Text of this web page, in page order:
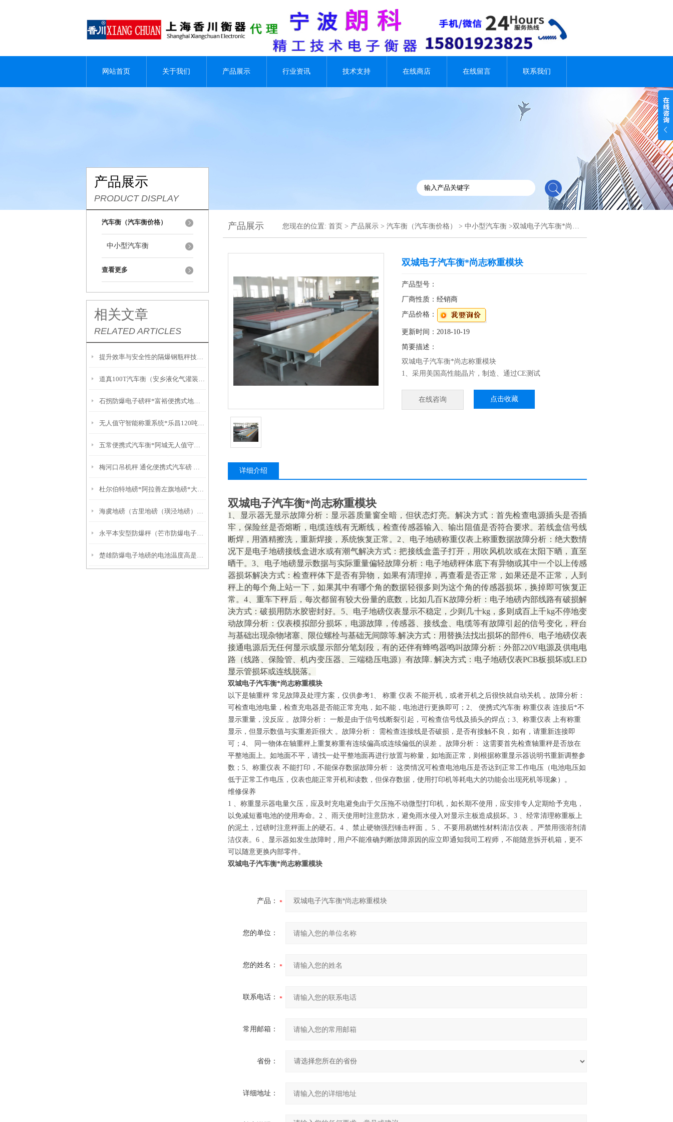
网站首页 关于我们 产品展示 行业资讯 技术支持 在线商店 在线留言 联系我们
产品展示
PRODUCT DISPLAY
汽车衡（汽车衡价格）
中小型汽车衡
查看更多
相关文章
RELATED ARTICLES
提升效率与安全性的隔爆钢瓶秤技术解析
道真100T汽车衡（安乡液化气灌装秤）通道150T吊秤）汝城吊称
石拐防爆电子磅秤*富裕便携式地磅*固阳不锈钢油桶秤*乌达无人值守地磅
无人值守智能称重系统*乐昌120吨汽车衡*南雄防爆叉车秤*陵水无线吊磅
五常便携式汽车衡*阿城无人值守地磅*方正称重模块*宾县便携式汽车衡
梅河口吊机秤 通化便携式汽车磅 牡丹电子防爆吊称
杜尔伯特地磅*阿拉善左旗地磅*大庆无人值守地磅*前进电子地磅
海虞地磅（古里地磅（璜泾地磅）嘉北地磅
永平本安型防爆秤（芒市防爆电子磅）临沧30吨地磅）水富吊秤
楚雄防爆电子地磅的电池温度高是否会爆炸？
产品展示 您现在的位置: 首页 > 产品展示 > 汽车衡（汽车衡价格） > 中小型汽车衡 >双城电子汽车衡*尚志称重模块
双城电子汽车衡*尚志称重模块
产品型号：
厂商性质：经销商
产品价格：
更新时间：2018-10-19
简要描述：
双城电子汽车衡*尚志称重模块
1、采用美国高性能晶片，制造、通过CE测试
产品、肉食品、蔬菜等加工行业 3、外壳不锈刚材料制作，
美观、卫生、高档
在线咨询 点击收藏
详细介绍
双城电子汽车衡*尚志称重模块
1、显示器无显示故障分析：显示器质量窗全暗，但状态灯亮。解决方式：首先检查电源插头是否插
牢，保险丝是否熔断，电缆连线有无断线，检查传感器输入、输出阻值是否符合要求。若线盒信号线
断焊，用酒精擦洗，重新焊接，系统恢复正常。2、电子地磅称重仪表上称重数据故障分析：绝大数情
况下是电子地磅接线盒进水或有潮气解决方式：把接线盒盖子打开，用吹风机吹或在太阳下晒，直至
晒干。3、电子地磅显示数据与实际重量偏轻故障分析：电子地磅秤体底下有异物或其中一个以上传感
器损坏解决方式：检查秤体下是否有异物，如果有清理掉，再查看是否正常，如果还是不正常，人到
秤上的每个角上站一下，如果其中有哪个角的数据轻很多则为这个角的传感器损坏，换掉即可恢复正
常。4、重车下秤后，每次都留有较大份量的底数，比如几百K故障分析：电子地磅内部线路有破损解
决方式：破损用防水胶密封好。5、电子地磅仪表显示不稳定，少则几十kg，多则成百上千kg不停地变
动故障分析：仪表模拟部分损坏，电源故障，传感器、接线盒、电缆等有故障引起的信号变化，秤台
与基础出现杂物堵塞、限位螺栓与基础无间隙等.解决方式：用替换法找出损坏的部件6、电子地磅仪表
接通电源后无任何显示或显示部分笔划段，有的还伴有蜂鸣器鸣叫故障分析：外部220V电源及供电电
路（线路、保险管、机内变压器、三端稳压电源）有故障. 解决方式：电子地磅仪表PCB板损坏或LED
显示管损坏或连线脱落。
双城电子汽车衡*尚志称重模块
以下是轴重秤 常见故障及处理方案，仅供参考1、 称重 仪表 不能开机，或者开机之后很快就自动关机 。故障分析：
可检查电池电量，检查充电器是否能正常充电，如不能，电池进行更换即可；2、 便携式汽车衡 称重仪表 连接后*不
显示重量，没反应 。故障分析： 一般是由于信号线断裂引起，可检查信号线及插头的焊点；3、称重仪表 上有称重
显示，但显示数值与实重差距很大 。故障分析： 需检查连接线是否破损，是否有接触不良，如有，请重新连接即
可；4、 同一物体在轴重秤上重复称重有连续偏高或连续偏低的误差 。故障分析： 这需要首先检查轴重秤是否放在
平整地面上。如地面不平，请找一处平整地面再进行放置与称量，如地面正常，则根据称重显示器说明书重新调整参
数；5、称重仪表 不能打印，不能保存数据故障分析： 这类情况可检查电池电压是否达到正常工作电压（电池电压如
低于正常工作电压，仪表也能正常开机和读数，但保存数据，使用打印机等耗电大的功能会出现死机等现象）。
维修保养
1 、称重显示器电量欠压，应及时充电避免由于欠压拖不动微型打印机，如长期不使用，应安排专人定期给予充电，
以免减短蓄电池的使用寿命。2 、雨天使用时注意防水，避免雨水侵入对显示主板造成损坏。3 、经常清理称重板上
的泥土，过磅时注意秤面上的硬石。4 、禁止硬物强烈锤击秤面 。5 、不要用易燃性材料清洁仪表 。严禁用强溶剂清
洁仪表。6 、显示器如发生故障时 , 用户不能准确判断故障原因的应立即通知我司工程师，不能随意拆开机箱，更不
可以随意更换内部零件。
双城电子汽车衡*尚志称重模块
产品：
您的单位：
您的姓名：
联系电话：
常用邮箱：
省份：
详细地址：